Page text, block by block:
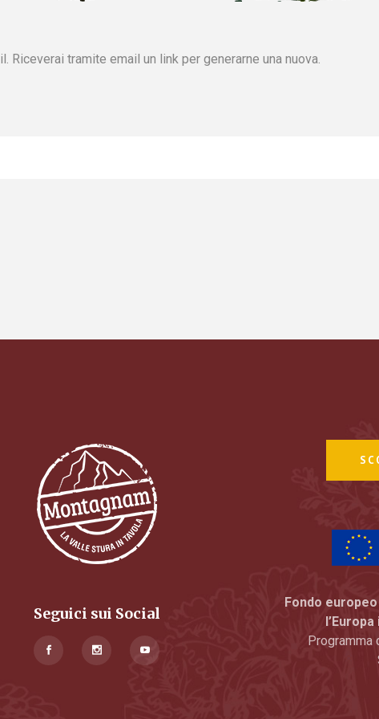
tramite email un link per generarne una nuova.
Seguici sui Social
Fondo
Programma